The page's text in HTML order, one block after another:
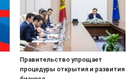
Правительство упрощает
процедуры открытия и развития